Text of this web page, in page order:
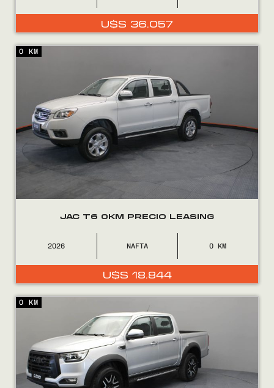
U$S 36.057
JAC T6 0KM PRECIO LEASING
2026 NAFTA 0
U$S 18.844
0 KM
0 KM